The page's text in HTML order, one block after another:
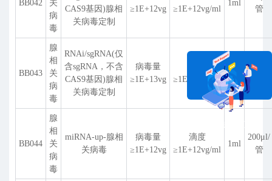
BB042
关
病
毒
CAS9基因)腺相
关病毒定制
≥1E+12vg
≥1E+12vg/ml
1ml
管
BB043
腺
相
关
病
毒
RNAi/sgRNA(仅
含sgRNA，不含
CAS9基因)腺相
关病毒定制
病毒量
≥1E+13vg
≥1E+13vg/ml
1ml
200
BB044
腺
相
关
病
毒
miRNA-up-腺相
关病毒
病毒量
≥1E+12vg
滴度
≥1E+12vg/ml
1ml
200μl/
管